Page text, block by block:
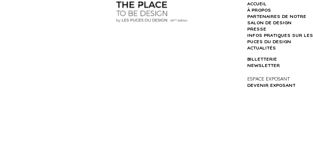
ACCUEIL
À PROPOS
PARTENAIRES DE NOTRE
SALON DE DESIGN
PRESSE
INFOS PRATIQUES SUR LES
PUCES DU DESIGN
ACTUALITÉS
BILLETTERIE
NEWSLETTER
ESPACE EXPOSANT
DEVENIR EXPOSANT